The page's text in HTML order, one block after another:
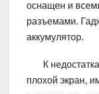
оснащен и
разъемами.
аккумулятор.
К
плохой экран,